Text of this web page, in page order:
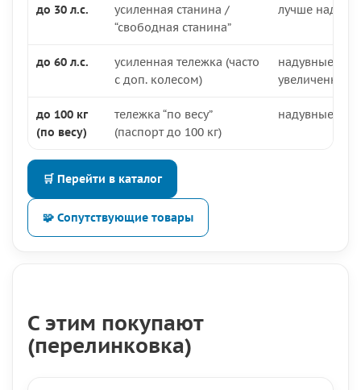
до 30 л.с.
усиленная станина /
“свободная станина”
лучше
до 60 л.с.
усиленная тележка (часто
с доп. колесом)
надувные,
увеличенный
до 100 кг
(по весу)
тележка “по весу”
(паспорт до 100 кг)
надувные
🛒 Перейти в каталог
🧩 Сопутствующие товары
С этим покупают
(перелинковка)